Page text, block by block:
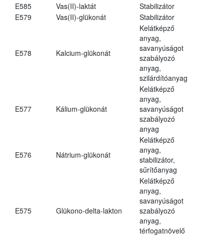
E585 Vas(II)-laktát
Stabilizátor
E579
Vas(II)-glükonát Stabilizátor
E578 Kalcium-glükonát
Kelátképző
anyag,
savanyúságot
szabályozó
anyag,
szilárdítóanyag
E577 Kálium-glükonát
Kelátképző
anyag,
savanyúságot
szabályozó
anyag
E576 Nátrium-glükonát
Kelátképző
anyag,
stabilizátor,
sűrítőanyag
E575 Glükono-delta-lakton
Kelátképző
anyag,
savanyúságot
szabályozó
anyag,
térfogatnövelő